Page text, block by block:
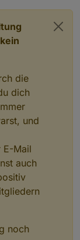
die
dich
und
E-Mail
auch
noch